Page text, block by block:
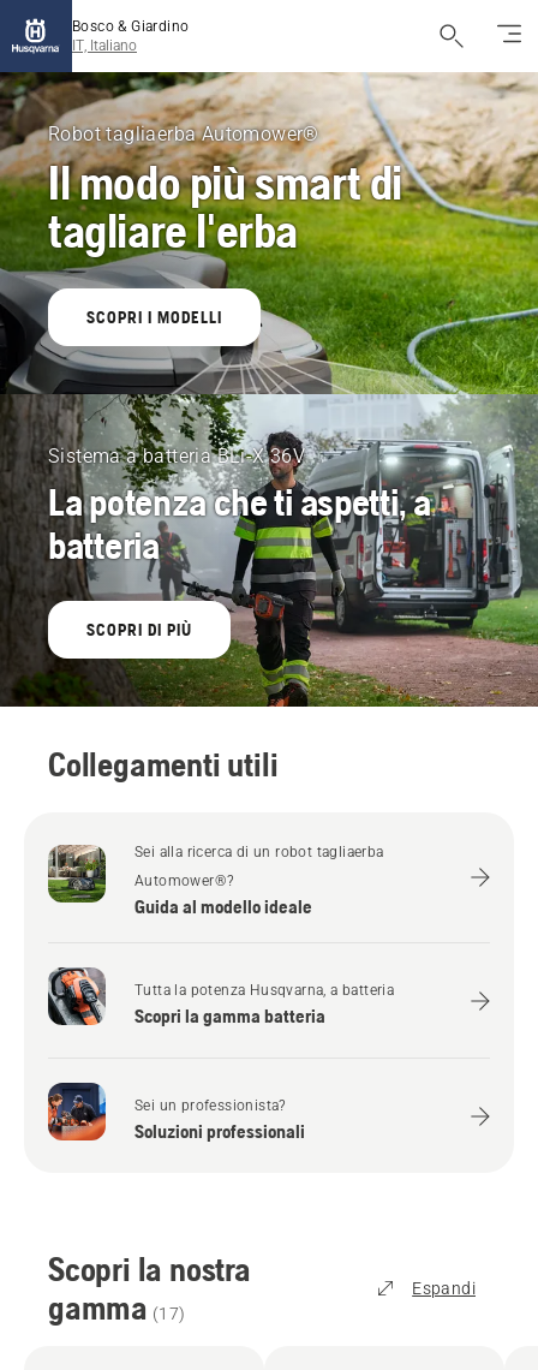
Bosco & Giardino
IT, Italiano
Husqvarna
Bosco
&
Giardino
Italia
Robot tagliaerba Automower®
Il modo più smart di
tagliare l'erba
SCOPRI I MODELLI
Sistema a batteria BLi-X 36V
La potenza che ti aspetti, a
batteria
SCOPRI DI PIÙ
Collegamenti utili
Sei alla ricerca di un robot tagliaerba
Automower®?
Guida al modello ideale
Tutta la potenza Husqvarna, a batteria
Scopri la gamma batteria
Sei un professionista?
Soluzioni professionali
Scopri la nostra
gamma (17)
Espandi